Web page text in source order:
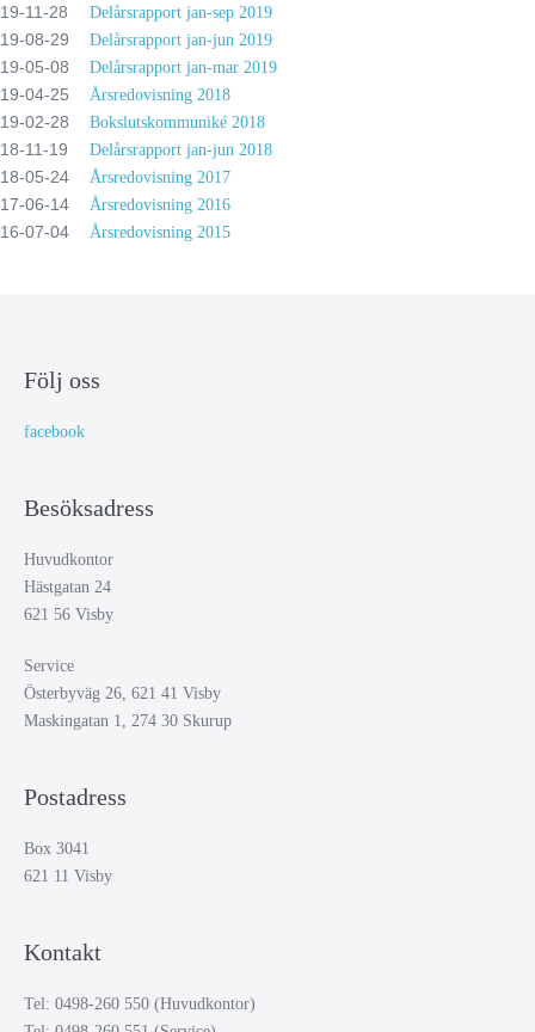
19-11-28 Delårsrapport jan-sep 2019
19-08-29 Delårsrapport jan-jun 2019
19-05-08 Delårsrapport jan-mar 2019
19-04-25 Årsredovisning 2018
19-02-28 Bokslutskommuniké 2018
18-11-19 Delårsrapport jan-jun 2018
18-05-24 Årsredovisning 2017
17-06-14 Årsredovisning 2016
16-07-04 Årsredovisning 2015
Följ oss
facebook
Besöksadress
Huvudkontor
Hästgatan 24
621 56 Visby
Service
Österbyväg 26, 621 41 Visby
Maskingatan 1, 274 30 Skurup
Postadress
Box 3041
621 11 Visby
Kontakt
Tel: 0498-260 550 (Huvudkontor)